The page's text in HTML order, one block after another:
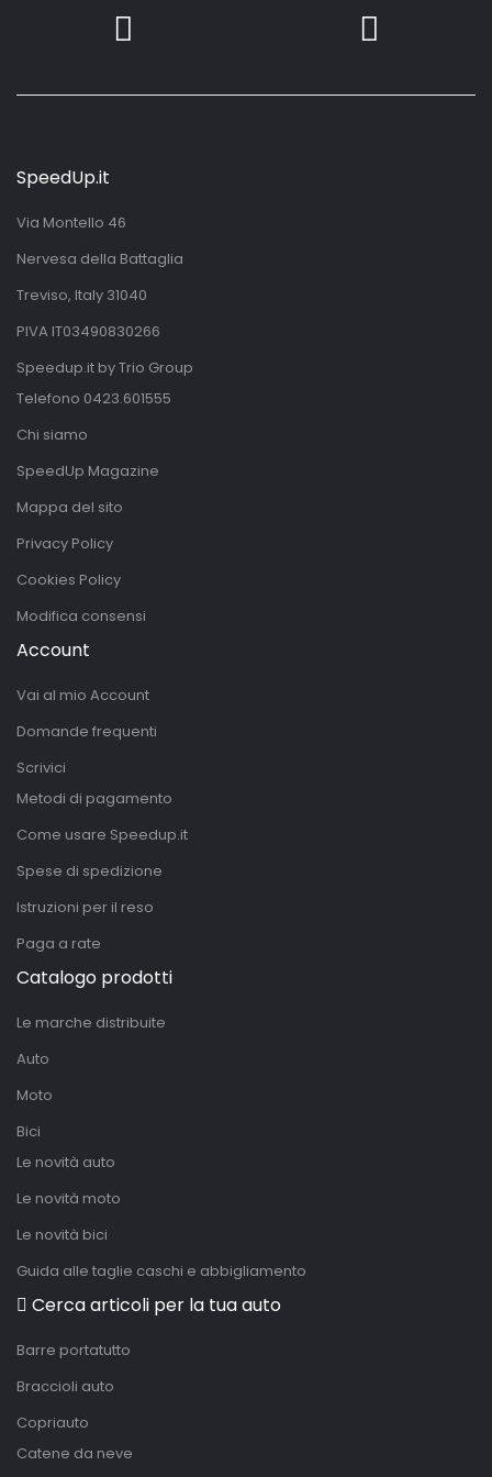
SpeedUp.it
Via Montello 46
Nervesa della Battaglia
Treviso, Italy 31040
PIVA IT03490830266
Speedup.it by Trio Group
Telefono 0423.601555
Chi siamo
SpeedUp Magazine
Mappa del sito
Privacy Policy
Cookies Policy
Modifica consensi
Account
Vai al mio Account
Domande frequenti
Scrivici
Metodi di pagamento
Come usare Speedup.it
Spese di spedizione
Istruzioni per il reso
Paga a rate
Catalogo prodotti
Le marche distribuite
Auto
Moto
Bici
Le novità auto
Le novità moto
Le novità bici
Guida alle taglie caschi e abbigliamento
Cerca articoli per la tua auto
Barre portatutto
Braccioli auto
Copriauto
Catene da neve